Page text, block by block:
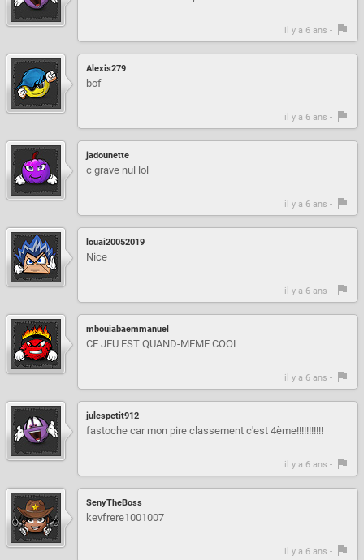
il y a 6 ans -
Alexis279
bof
il y a 6 ans -
jadounette
c grave nul lol
il y a 6 ans -
louai20052019
Nice
il y a 6 ans -
mbouiabaemmanuel
CE JEU EST QUAND-MEME COOL
il y a 6 ans -
julespetit912
fastoche car mon pire classement c'est 4ème!!!!!!!!!!!
il y a 6 ans -
SenyTheBoss
kevfrere1001007
il y a 6 ans -